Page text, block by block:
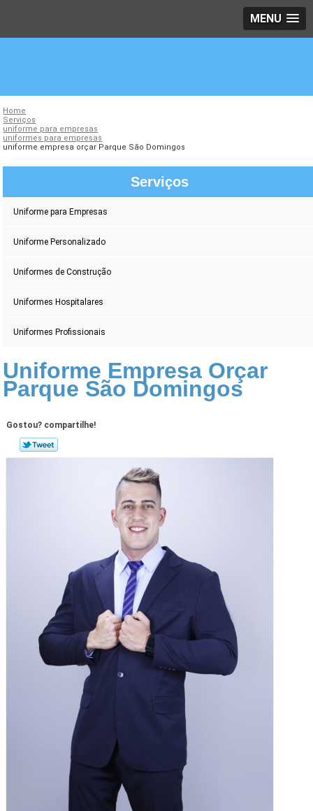
MENU
Home
Serviços
uniforme para empresas
uniformes para empresas
uniforme empresa orçar Parque São Domingos
Serviços
Uniforme para Empresas
Uniforme Personalizado
Uniformes de Construção
Uniformes Hospitalares
Uniformes Profissionais
Uniforme Empresa Orçar
Parque São Domingos
Gostou? compartilhe!